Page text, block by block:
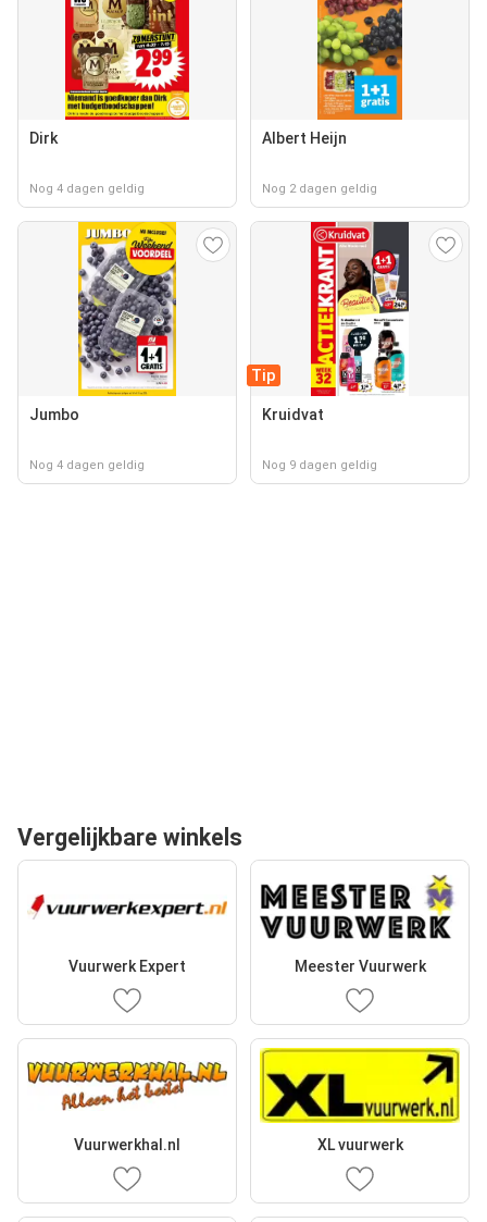
Dirk
Nog 4 dagen geldig
Albert Heijn
Nog 2 dagen geldig
Jumbo
Nog 4 dagen geldig
Tip
Kruidvat
Nog 9 dagen geldig
Vergelijkbare winkels
Vuurwerk Expert Meester Vuurwerk
Vuurwerkhal.nl XL vuurwerk